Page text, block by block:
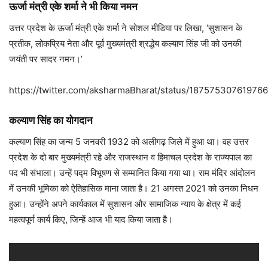
ऊर्जा मंत्री एके शर्मा ने भी किया नमन
उत्तर प्रदेश के ऊर्जा मंत्री एके शर्मा ने सोशल मीडिया पर लिखा, ‘सुशासन के
प्रतीक, लोकप्रिय नेता और पूर्व मुख्यमंत्री श्रद्धेय कल्याण सिंह जी को उनकी
जयंती पर सादर नमन।’
https://twitter.com/aksharmaBharat/status/
कल्याण सिंह का योगदान
कल्याण सिंह का जन्म 5 जनवरी 1932 को अलीगढ़ जिले में हुआ था। वह उत्तर
प्रदेश के दो बार मुख्यमंत्री रहे और राजस्थान व हिमाचल प्रदेश के राज्यपाल का
पद भी संभाला। उन्हें पद्म विभूषण से सम्मानित किया गया था। राम मंदिर आंदोलन
में उनकी भूमिका को ऐतिहासिक माना जाता है। 21 अगस्त 2021 को उनका निधन
हुआ। उन्होंने अपने कार्यकाल में सुशासन और सामाजिक न्याय के क्षेत्र में कई
महत्वपूर्ण कार्य किए, जिन्हें आज भी याद किया जाता है।